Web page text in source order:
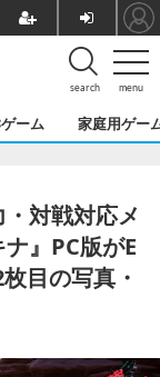
menu
search
ーム 家庭用ゲー
・対戦対応メ
』PC版がE
目の写真・